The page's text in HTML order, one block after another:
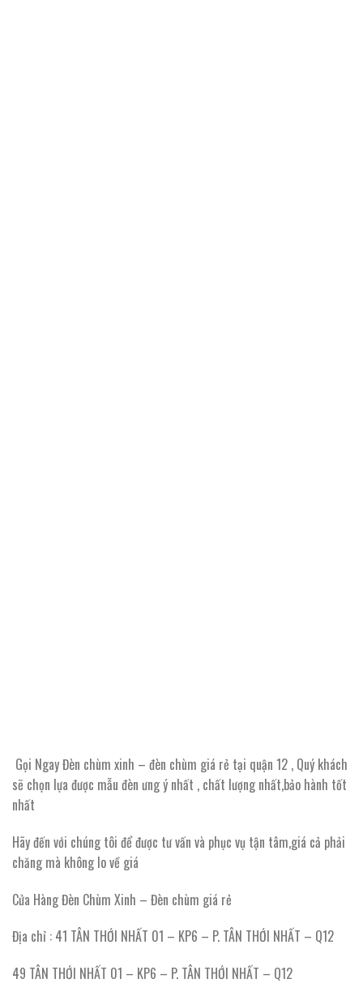
Gọi Ngay Đèn chùm xinh – đèn chùm giá rẻ tại quận 12 , Quý khách
sẽ chọn lựa được mẫu đèn ưng ý nhất , chất lượng nhất,bảo hành tốt
nhất
Hãy đến với chúng tôi để được tư vấn và phục vụ tận tâm,giá cả phải
chăng mà không lo về giá
Cửa Hàng Đèn Chùm Xinh – Đèn chùm giá rẻ
Địa chỉ : 41 TÂN THỚI NHẤT 01 – KP6 – P. TÂN THỚI NHẤT – Q12
49 TÂN THỚI NHẤT 01 – KP6 – P. TÂN THỚI NHẤT – Q12